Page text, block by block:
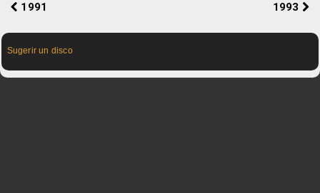
1991 1993
Sugerir un disco